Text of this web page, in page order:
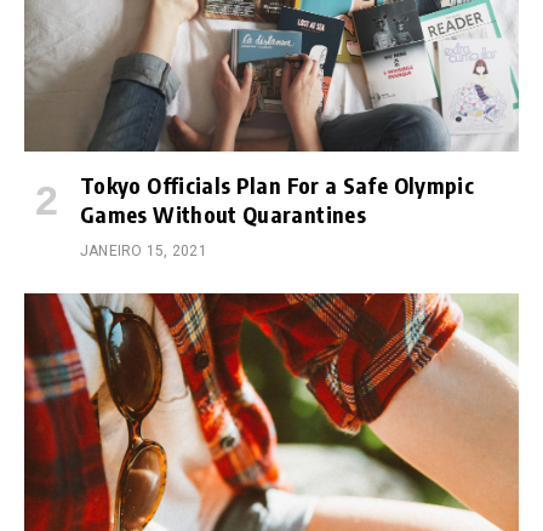
Tokyo Officials Plan For a Safe Olympic
Games Without Quarantines
JANEIRO 15, 2021